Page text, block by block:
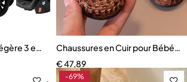
3 en 1 pour BébéChaussures en Cuir pour Bébé
€47,89
-69%